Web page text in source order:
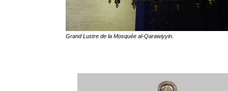
Grand Lustre de la Mosquée al-Qarawiyyin